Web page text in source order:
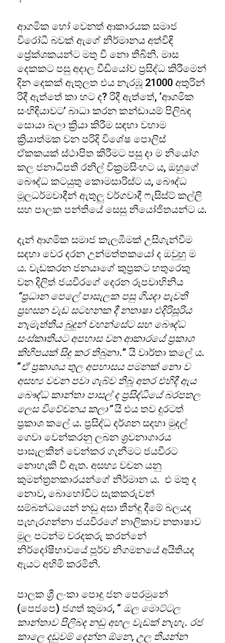
ආගමික හෝ වෙනත් ආකාරයක සමාජ
විරෝධී බවක් ඇගේ නිර්මානය අත්විඳි
ප්‍රේක්ශකයන්ට මතු වී නො තිබිනි. මාස
දෙකකට පසු අදාල වීඩියෝව ප්‍රසිද්ධ කිරීමෙන්
දින දෙකක් ඇතුලත එය නැරඹූ 21000 අතුරින්
රිදී ඇත්තේ කා හට ද? රිදී ඇත්තේ, ‘ආගමික
සංහිඳියාවට’ බාධා කරන කන්ඩායම් පිලිබඳ
සොයා බලා ක්‍රියා කිරීම සඳහා වහාම
ක්‍රියාත්මක වන පරිදි විශේෂ පොලිස්
ඒකකයක් ස්ථාපිත කිරීමට පසු දා ම නියෝග
කල ජනාධිපති රනිල් වික්‍රමසිංහට ය, ඔහුගේ
බෞද්ධ කටයුතු කොමසාරිස්ට ය, බෞද්ධ
මූලධර්මවාදීන් ඇතුලු වර්ගවාදී ෆැසිස්ට් කල්ලි
සහ පාලක පන්තියේ සෙසු නියෝජිතයන්ට ය.
දැන් ආගමික සමාජ කැලඹීමක් උසිගැන්වීම
සදහා වෙර දරන උන්මත්තකයෝ ද ඔවුහු ම
ය. වැඩකරන ජනයාගේ කුප්‍රකට හතුරෙකු
වන දිලිත් ජයවීරගේ දෙරන රූපවාහිනිය
“ප්‍රධාන පෙලේ පාසැලක පසු ගියදා පැවති
ප්‍රහසන වැඩ සටහනක දී නතාෂා එදිරිසූරිය
නැමැත්තිය බුදුන් වහන්සේට සහ බෞද්ධ
සංස්කෘතියට අපහාස වන ආකාරයේ ප්‍රකාශ
කිහිපයක් සිදු කර තිබුනා.” යි වාර්තා කලේ ය.
“ඒ ප්‍රකාශය තුල අපහාසය පමනක් නො ව
අසභ්‍ය වචන පවා ගැබ්ව තිබූ අතර එහිදී ඇය
බෞද්ධ කාන්තා පාසල් ද ප්‍රසිද්ධියේ බරපතල
ලෙස විවේචනය කලා”යි එය තව දුරටත්
ප්‍රකාශ කලේ ය. ප්‍රසිද්ධ දර්ශන සදහා මුදල්
ගෙවා වෙන්කරනු ලබන ශ්‍රවනාගාරය
පාසැලකින් වෙන්කර ගැනීමට ජයවීරට
නොහැකි වී ඇත. අසභ්‍ය වචන යනු
කුමන්ත්‍රනකාරයන්ගේ නිර්මාන ය. එ මතු ද
නොව, බොහෝවිට සැකකරුවන්
සම්බන්ධයෙන් නඩු අසා තීන්දු දීමේ බලයද
පැහැරගන්නා ජයවීරගේ නාලිකාව නතාෂාව
මුල පටන්ම වරදකරු කරන්නේ
නිර්දෝෂීභාවයේ පූර්ව නිගමනයේ අයිතියද
ඇයට අහිමි කරමිනි.
පාලක ශ්‍රී ලංකා පොදු ජන පෙරමුනේ
(පෙජපෙ) ජගත් කුමාර, “ ඔල මොට්ටල
කාන්තාව පිලිබද නඩු අහල වැඩක් නැහැ. රජ
කාලෙ දඩුවම් දෙන්න ඕනෙ, උල තියන්න